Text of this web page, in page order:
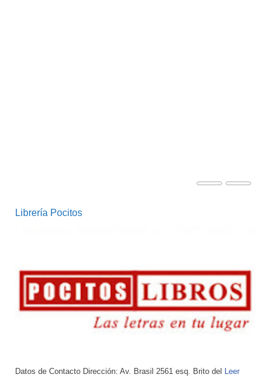
Puro Verso
Datos de Contacto Dirección: Sarandí 675, Montevideo Teléfono: